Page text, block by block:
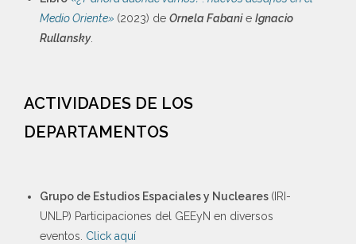
Medio Oriente» (2023) de Ornela Fabanie Ignacio
Rullansky.
ACTIVIDADES DE LOS
DEPARTAMENTOS
Grupo de Estudios Espaciales y Nucleares (IRI-
UNLP) Participaciones del GEEyN en diversos
eventos. Click aquí